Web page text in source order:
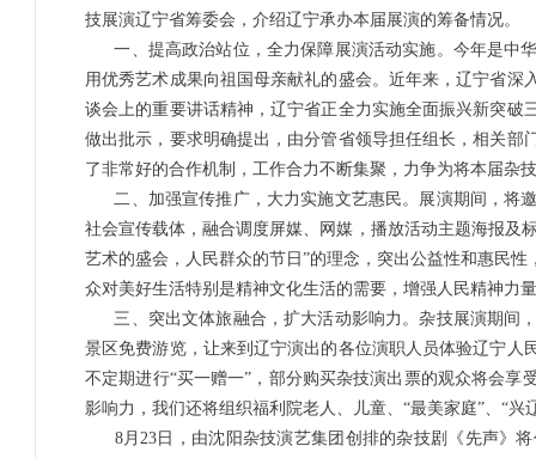
技展演辽宁省筹委会，介绍辽宁承办本届展演的筹备情况。
一、提高政治站位，全力保障展演活动实施。今年是中
用优秀艺术成果向祖国母亲献礼的盛会。近年来，辽宁省
谈会上的重要讲话精神，辽宁省正全力实施全面振兴新突
做出批示，要求明确提出，由分管省领导担任组长，相关
了非常好的合作机制，工作合力不断集聚，力争为将本届杂
二、加强宣传推广，大力实施文艺惠民。展演期间，将
社会宣传载体，融合调度屏媒、网媒，播放活动主题海报及
艺术的盛会，人民群众的节日”的理念，突出公益性和惠民
众对美好生活特别是精神文化生活的需要，增强人民精神力
三、突出文体旅融合，扩大活动影响力。杂技展演期间
景区免费游览，让来到辽宁演出的各位演职人员体验辽宁
不定期进行“买一赠一”，部分购买杂技演出票的观众将会
影响力，我们还将组织福利院老人、儿童、“最美家庭”、“
8月23日，由沈阳杂技演艺集团创排的杂技剧《先声》